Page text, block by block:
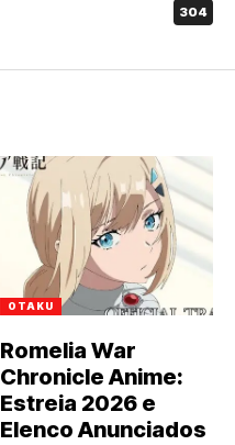
304
OTAKU
Romelia War
Chronicle Anime:
Estreia 2026 e
Elenco Anunciados